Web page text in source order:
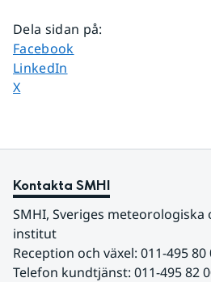
Dela sidan på:
Dela sidan på
Facebook
Dela sidan på
LinkedIn
Dela sidan på
X
Kontakta SMHI
SMHI, Sveriges
institut
Reception och växel: 011-495 80
Telefon kundtjänst: 011-495 82